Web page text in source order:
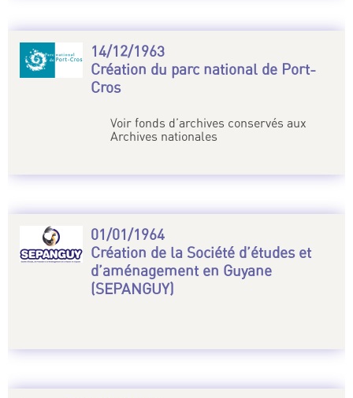
14/12/1963
Création du parc national de Port-
Cros
Voir fonds d’archives conservés aux
Archives nationales
01/01/1964
Création de la Société d’études et
d’aménagement en Guyane
(SEPANGUY)